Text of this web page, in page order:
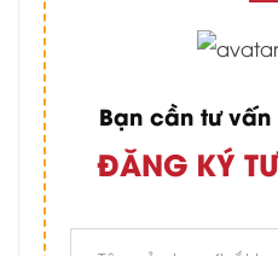
Bạn cần tư
ĐĂNG KÝ